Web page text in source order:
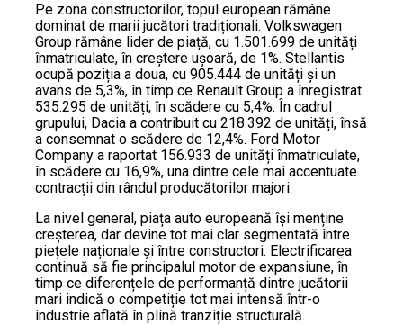
Pe zona constructorilor, topul european rămâne
dominat de marii jucători tradiționali. Volkswagen
Group rămâne lider de piață, cu 1.501.699 de unități
înmatriculate, în creștere ușoară, de 1%. Stellantis
ocupă poziția a doua, cu 905.444 de unități și un
avans de 5,3%, în timp ce Renault Group a înregistrat
535.295 de unități, în scădere cu 5,4%. În cadrul
grupului, Dacia a contribuit cu 218.392 de unități, însă
a consemnat o scădere de 12,4%. Ford Motor
Company a raportat 156.933 de unități înmatriculate,
în scădere cu 16,9%, una dintre cele mai accentuate
contracții din rândul producătorilor majori.
La nivel general, piața auto europeană își menține
creșterea, dar devine tot mai clar segmentată între
piețele naționale și între constructori. Electrificarea
continuă să fie principalul motor de expansiune, în
timp ce diferențele de performanță dintre jucătorii
mari indică o competiție tot mai intensă într-o
industrie aflată în plină tranziție structurală.